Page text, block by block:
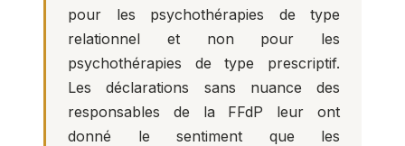
pour les psychothérapies de type
relationnel et non pour les
psychothérapies de type prescriptif.
Les déclarations sans nuance des
responsables de la FFdP leur ont
donné le sentiment que les